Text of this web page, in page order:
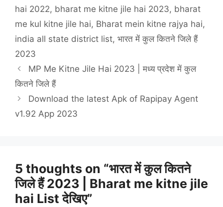
hai 2022, bharat me kitne jile hai 2023, bharat
me kul kitne jile hai, Bharat mein kitne rajya hai,
india all state district list, भारत में कुल कितने जिले हैं
2023
MP Me Kitne Jile Hai 2023 | मध्य प्रदेश में कुल
कितने जिले हैं
Download the latest Apk of Rapipay Agent
v1.92 App 2023
5 thoughts on “भारत में कुल कितने
जिले हैं 2023 | Bharat me kitne jile
hai List देखिए”